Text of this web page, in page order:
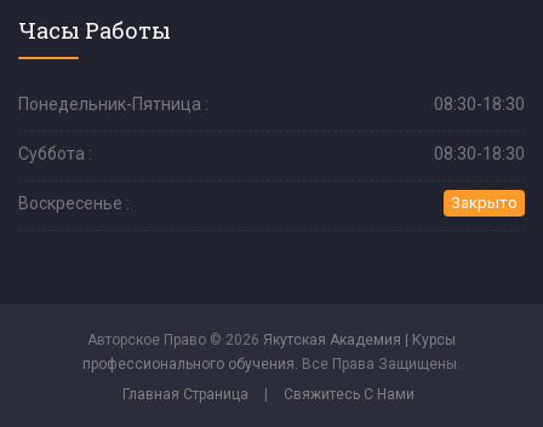
Часы Работы
Понедельник-Пятница : 08:30-18:30
Суббота : 08:30-18:30
Воскресенье : Закрыто
Авторское Право © 2026 Якутская Академия | Курсы
профессионального обучения. Все Права Защищены.
Главная Страница
Свяжитесь С Нами